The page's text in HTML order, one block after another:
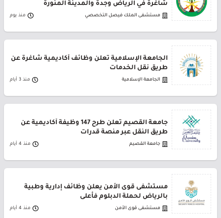
شاغرة في الرياض وجدة والمدينة المنورة
مستشفى الملك فيصل التخصصي منذ يوم
الجامعة الإسلامية تعلن وظائف أكاديمية شاغرة عن
طريق نقل الخدمات
الجامعة الإسلامية منذ 3 أيام
جامعة القصيم تعلن طرح 147 وظيفة أكاديمية عن
طريق النقل عبر منصة قدرات
جامعة القصيم منذ 4 أيام
مستشفى قوى الأمن يعلن وظائف إدارية وطبية
بالرياض لحملة الدبلوم فأعلى
مستشفى قوى الأمن منذ 4 أيام